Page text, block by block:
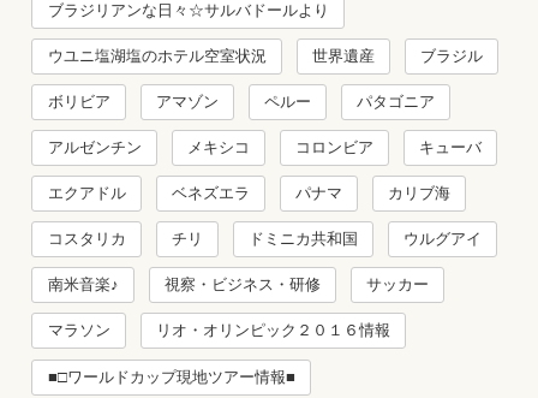
ブラジリアンな日々☆サルバドールより
ウユニ塩湖塩のホテル空室状況 世界遺産 ブラジル
ボリビア アマゾン ペルー パタゴニア
アルゼンチン メキシコ コロンビア キューバ
エクアドル ベネズエラ パナマ カリブ海
コスタリカ チリ ドミニカ共和国 ウルグアイ
南米音楽♪ 視察・ビジネス・研修 サッカー
マラソン リオ・オリンピック２０１６情報
■□ワールドカップ現地ツアー情報■